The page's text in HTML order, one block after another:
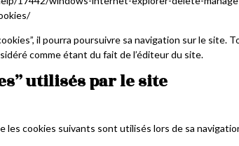
il pourra poursuivre sa navigation sur le
comme étant du fait de l’éditeur du site.
utilisés par le site
les cookies suivants sont utilisés lors de sa